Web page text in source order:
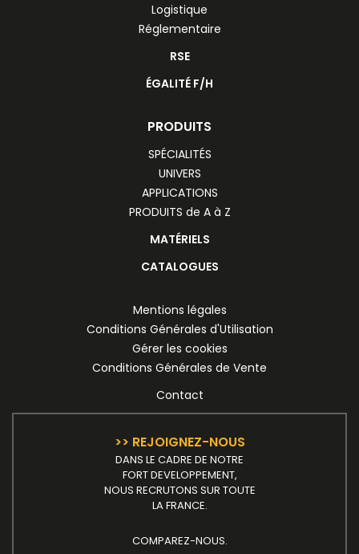
Logistique
Réglementaire
RSE
ÉGALITÉ F/H
PRODUITS
SPÉCIALITÉS
UNIVERS
APPLICATIONS
PRODUITS de A à Z
MATÉRIELS
CATALOGUES
Mentions légales
Conditions Générales d'Utilisation
Gérer les cookies
Conditions Générales de Vente
Contact
>> REJOIGNEZ-NOUS
DANS LE CADRE DE NOTRE
FORT DEVELOPPEMENT,
NOUS RECRUTONS SUR TOUTE
LA FRANCE.
COMPAREZ-NOUS.